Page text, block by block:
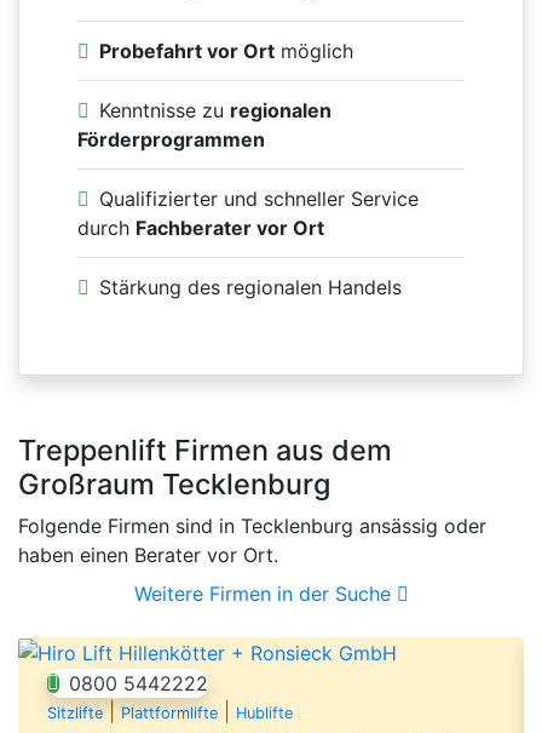
Probefahrt vor Ort möglich
Kenntnisse zu regionalen
Förderprogrammen
Qualifizierter und schneller Service
durch Fachberater vor Ort
Stärkung des regionalen Handels
Treppenlift Firmen aus dem
Großraum Tecklenburg
Folgende Firmen sind in Tecklenburg ansässig oder
haben einen Berater vor Ort.
Weitere Firmen in der Suche
0800 5442222
Sitzlifte Plattformlifte Hublifte